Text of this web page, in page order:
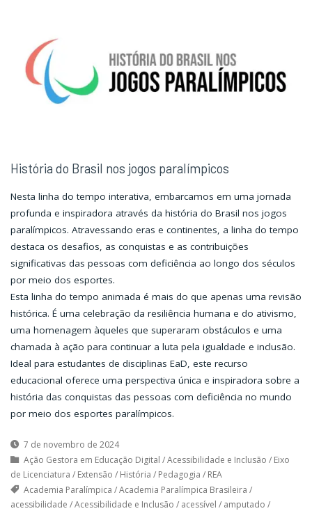
História do Brasil nos jogos paralímpicos
Nesta linha do tempo interativa, embarcamos em uma jornada
profunda e inspiradora através da história do Brasil nos jogos
paralímpicos. Atravessando eras e continentes, a linha do tempo
destaca os desafios, as conquistas e as contribuições
significativas das pessoas com deficiência ao longo dos séculos
por meio dos esportes.
Esta linha do tempo animada é mais do que apenas uma revisão
histórica. É uma celebração da resiliência humana e do ativismo,
uma homenagem àqueles que superaram obstáculos e uma
chamada à ação para continuar a luta pela igualdade e inclusão.
Ideal para estudantes de disciplinas EaD, este recurso
educacional oferece uma perspectiva única e inspiradora sobre a
história das conquistas das pessoas com deficiência no mundo
por meio dos esportes paralímpicos.
7 de novembro de 2024
Ação Gestora em Educação Digital /Acessibilidade e Inclusão / Eixo
de Licenciatura / Extensão / História / Pedagogia / REA
Academia Paralímpica /Academia Paralímpica Brasileira /
acessibilidade /Acessibilidade e Inclusão / acessível / amputado /